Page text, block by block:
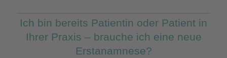
Ich bin bereits Patientin oder Patient in
Ihrer Praxis – brauche ich eine neue
Erstanamnese?